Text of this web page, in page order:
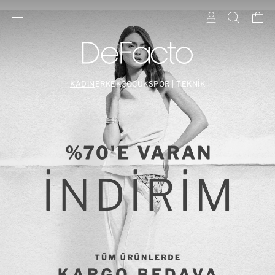
KADIN ERKEKÇOCUKSPOR | TEKNİK